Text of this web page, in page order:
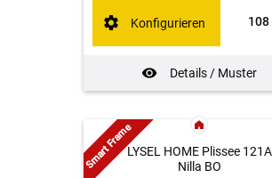
108
Details / Muster
Konfigurieren
LYSEL HOME Plissee 121A
Nilla BO
Smart Frame